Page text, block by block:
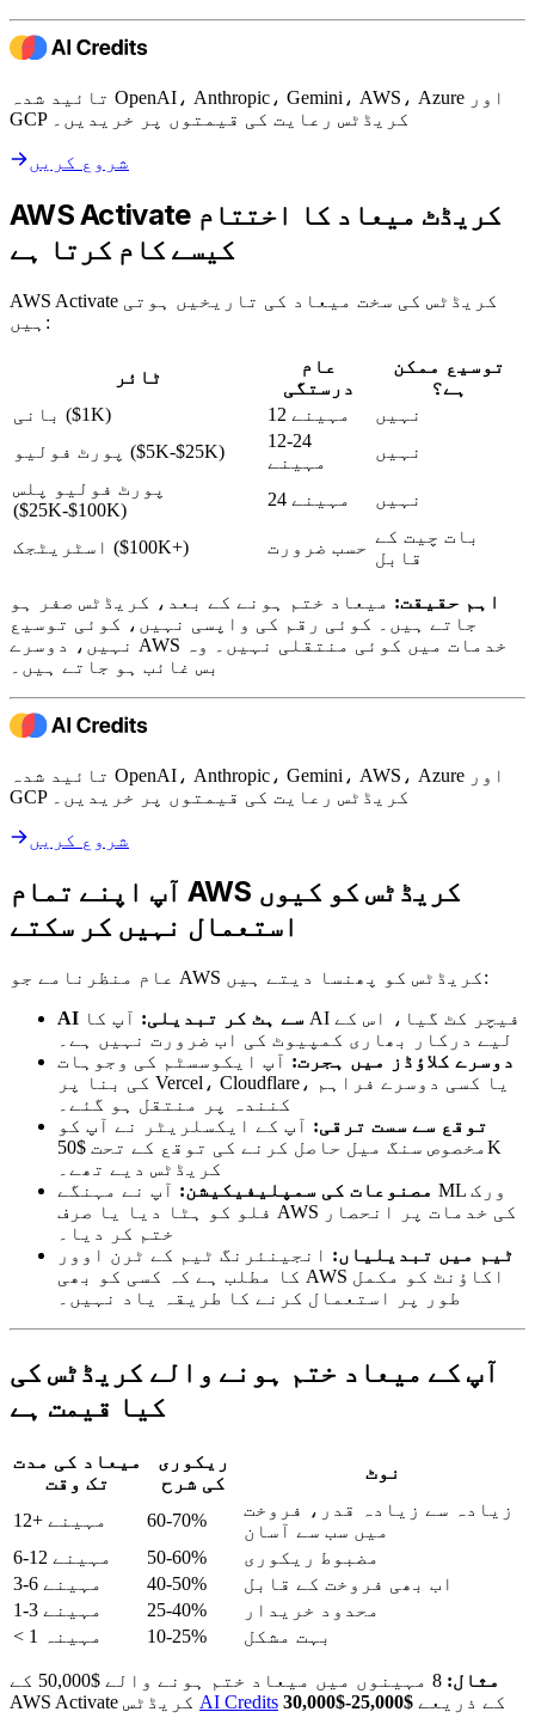
تائید شدہ OpenAI، Anthropic، Gemini، AWS، Azure اور
GCP کریڈٹس رعایت کی قیمتوں پر خریدیں۔
شروع کریں
AWS Activate کریڈٹ میعاد کا اختتام
کیسے کام کرتا ہے
AWS Activate کریڈٹس کی سخت میعاد کی تاریخیں ہوتی
ہیں:
ٹائر
عام
درستگی
توسیع ممکن
ہے؟
بانی ($1K)
12 مہینے
نہیں
پورٹ فولیو ($5K-$25K)
12-24
مہینے
نہیں
پورٹ فولیو پلس
($25K-$100K)
24 مہینے نہیں
اسٹریٹجک ($100K+) حسب ضرورت
بات چیت کے
قابل
اہم حقیقت: میعاد ختم ہونے کے بعد، کریڈٹس صفر ہو
جاتے ہیں۔ کوئی رقم کی واپسی نہیں، کوئی توسیع
نہیں، دوسرے AWS خدمات میں کوئی منتقلی نہیں۔ وہ
بس غائب ہو جاتے ہیں۔
تائید شدہ OpenAI، Anthropic، Gemini، AWS، Azure اور
GCP کریڈٹس رعایت کی قیمتوں پر خریدیں۔
شروع کریں
آپ اپنے تمام AWS کریڈٹس کو کیوں
استعمال نہیں کر سکتے
عام منظرنامے جو AWS کریڈٹس کو پھنسا دیتے ہیں:
AI سے ہٹ کر تبدیلی: آپ کا AI فیچر کٹ گیا، اس کے
لیے درکار بھاری کمپیوٹ کی اب ضرورت نہیں ہے۔
دوسرے کلاؤڈز میں ہجرت: آپ ایکوسسٹم کی وجوہات
کی بنا پر Vercel، Cloudflare، یا کسی دوسرے فراہم
کنندہ پر منتقل ہو گئے۔
توقع سے سست ترقی: آپ کے ایکسلریٹر نے آپ کو
مخصوص سنگ میل حاصل کرنے کی توقع کے تحت $50K
کریڈٹس دیے تھے۔
مصنوعات کی سمپلیفیکیشن: آپ نے مہنگے ML ورک
فلو کو ہٹا دیا یا صرف AWS کی خدمات پر انحصار
ختم کر دیا۔
ٹیم میں تبدیلیاں: انجینئرنگ ٹیم کے ٹرن اوور
کا مطلب ہے کہ کسی کو بھی AWS اکاؤنٹ کو مکمل
طور پر استعمال کرنے کا طریقہ یاد نہیں۔
آپ کے میعاد ختم ہونے والے کریڈٹس کی
کیا قیمت ہے
میعاد کی مدت
تک وقت
ریکوری
کی شرح
نوٹ
12+ مہینے 60-70%
زیادہ سے زیادہ قدر، فروخت
میں سب سے آسان
6-12 مہینے
50-60%
مضبوط ریکوری
3-6 مہینے
40-50%
اب بھی فروخت کے قابل
1-3 مہینے
25-40%
محدود خریدار
< 1 مہینہ
10-25% بہت مشکل
مثال:
8 مہینوں میں میعاد ختم ہونے والے $50,000 کے
AI Credits کے ذریعے $25,000-$30,000